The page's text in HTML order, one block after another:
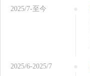
2025/7-至今
2025/6-2025/7